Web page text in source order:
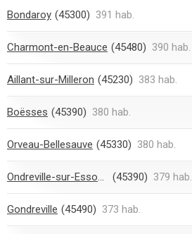
Bondaroy (45300) 391 hab.
Charmont-en-Beauce (45480) 390 hab.
Aillant-sur-Milleron (45230) 383 hab.
Boësses (45390) 380 hab.
Orveau-Bellesauve (45330) 380 hab.
Ondreville-sur-Essonne (45390) 379 hab.
Gondreville (45490) 373 hab.